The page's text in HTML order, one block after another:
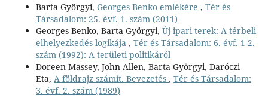
Barta Györgyi, Georges Benko emlékére , Tér és
Társadalom: 25. évf. 1. szám (2011)
Georges Benko, Barta Györgyi, Új ipari terek: A térbeli
elhelyezkedés logikája , Tér és Társadalom: 6. évf. 1-2.
szám (1992): A területi politikáról
Doreen Massey, John Allen, Barta Györgyi, Daróczi
Eta, A földrajz számít. Bevezetés , Tér és Társadalom:
3. évf. 2. szám (1989)